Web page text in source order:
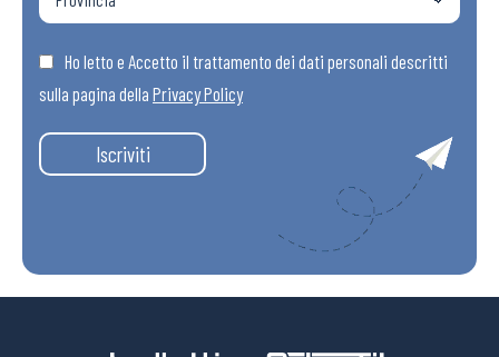
Ho letto e Accetto il trattamento dei dati personali descritti
sulla pagina della Privacy Policy
Iscriviti